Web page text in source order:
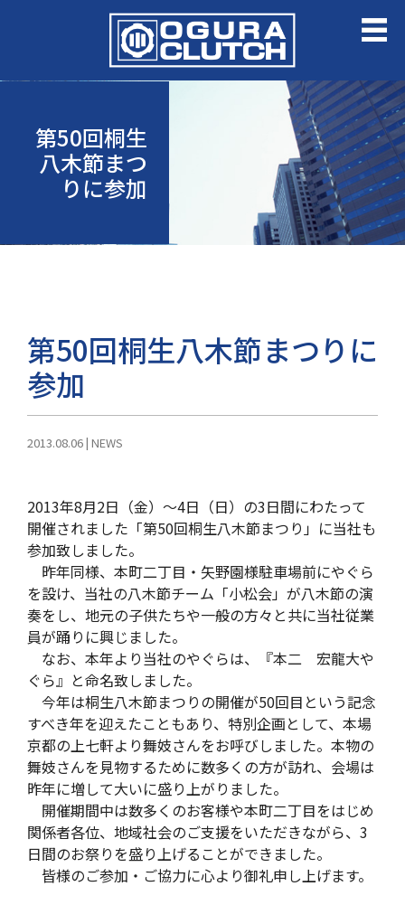
第50回桐生
八木節まつ
りに参加
第50回桐生八木節まつりに
参加
2013.08.06| NEWS
2013年8月2日（金）～4日（日）の3日間にわたって
開催されました「第50回桐生八木節まつり」に当社も
参加致しました。
昨年同様、本町二丁目・矢野園様駐車場前にやぐら
を設け、当社の八木節チーム「小松会」が八木節の演
奏をし、地元の子供たちや一般の方々と共に当社従業
員が踊りに興じました。
なお、本年より当社のやぐらは、『本二 宏龍大や
ぐら』と命名致しました。
今年は桐生八木節まつりの開催が50回目という記念
すべき年を迎えたこともあり、特別企画として、本場
京都の上七軒より舞妓さんをお呼びしました。本物の
舞妓さんを見物するために数多くの方が訪れ、会場は
昨年に増して大いに盛り上がりました。
開催期間中は数多くのお客様や本町二丁目をはじめ
関係者各位、地域社会のご支援をいただきながら、3
日間のお祭りを盛り上げることができました。
皆様のご参加・ご協力に心より御礼申し上げます。